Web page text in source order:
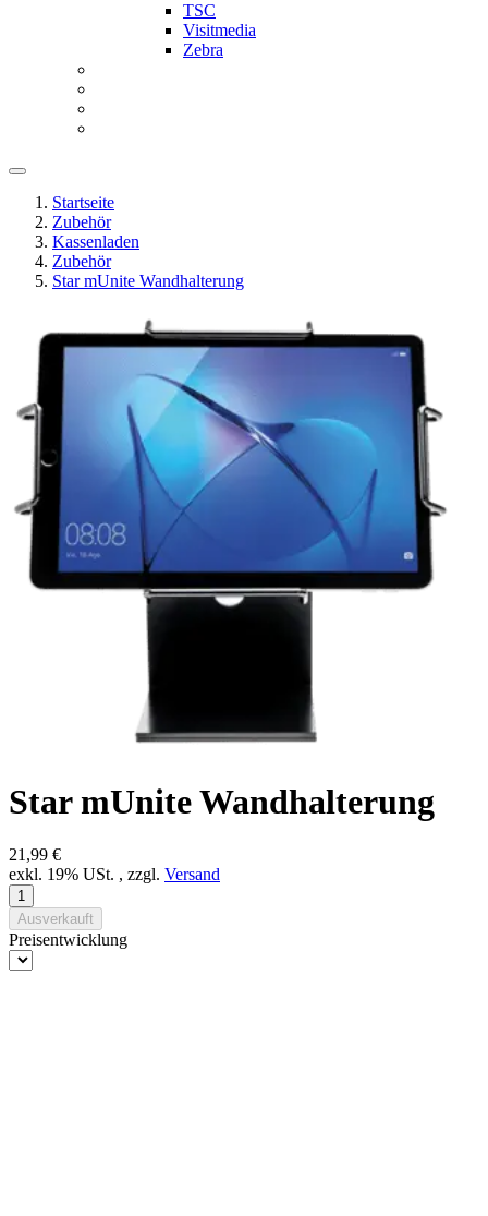
TSC
Visitmedia
Zebra
Startseite
Zubehör
Kassenladen
Zubehör
Star mUnite Wandhalterung
Star mUnite Wandhalterung
21,99 €
exkl. 19% USt. , zzgl. Versand
Ausverkauft
Preisentwicklung